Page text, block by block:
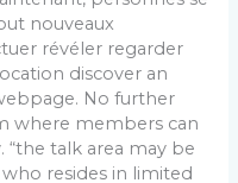
nouveaux
révéler regarder
discover an
No further
where members can
“the talk area may be
resides in limited